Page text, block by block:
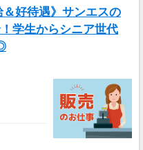
好待遇》サンエスの
学生からシニア世代